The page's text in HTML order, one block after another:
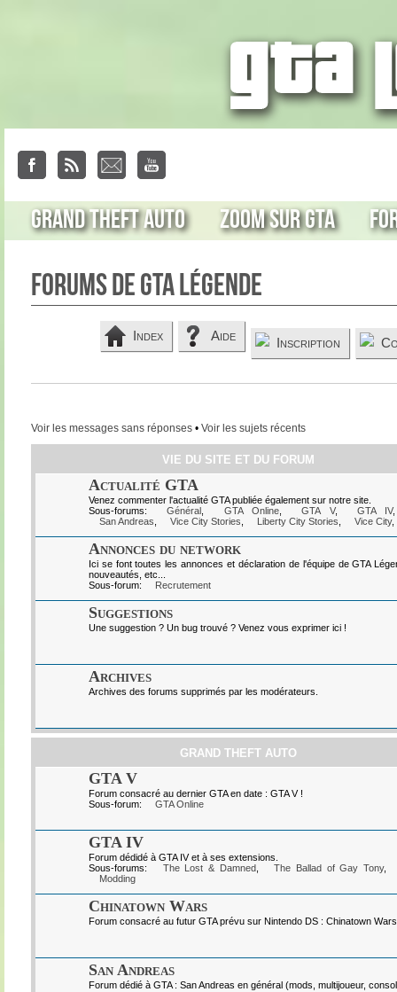
Grand Theft Auto Zoom sur GTA
Forums de GTA Légende
Index Aide Inscription
Voir les messages sans réponses• Voir les sujets récents
VIE DU SITE ET DU FORUM
Actualité GTA
Venez commenter l'actualité GTA publiée également sur notre site.
Sous-forums:
Général GTA Online, GTA V, GTA IV
San Andreas
Vice City Stories Liberty City Stories Vice City,
Annonces du network
Ici se font toutes les annonces et déclaration de l'équipe de GTA
nouveautés, etc...
Sous-forum:
Recrutement
Suggestions
Une suggestion ? Un bug trouvé ? Venez vous exprimer ici !
Archives
Archives des forums supprimés par les modérateurs.
GRAND THEFT AUTO
GTA V
Forum consacré au dernier GTA en date : GTA V !
Sous-forum:
GTA Online
GTA IV
Forum dédidé à GTA IV et à ses extensions.
Sous-forums:
The Lost & Damned, The Ballad of Gay Tony,
Modding
Chinatown Wars
Forum consacré au futur GTA prévu sur Nintendo DS : Chinatown Wars
San Andreas
Forum dédié à GTA : San Andreas en général (mods, multijoueur,